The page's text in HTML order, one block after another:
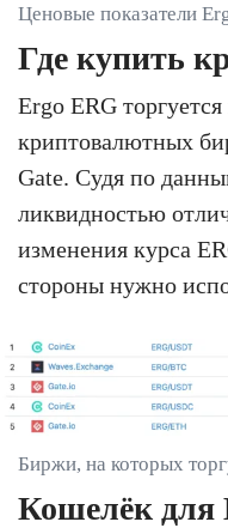
Ценовые показатели
Где купить
Ergo ERG
криптовалютных
Gate. Судя по
ликвидностью
изменения курса
стороны нужно
Биржи, на которых
Кошелёк для